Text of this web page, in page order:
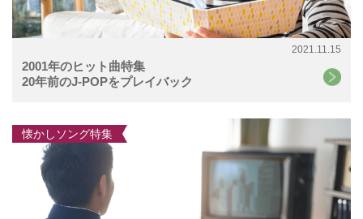
2021.11.15
2001年のヒット曲特集
20年前のJ-POPをプレイバック
懐かしソング特集